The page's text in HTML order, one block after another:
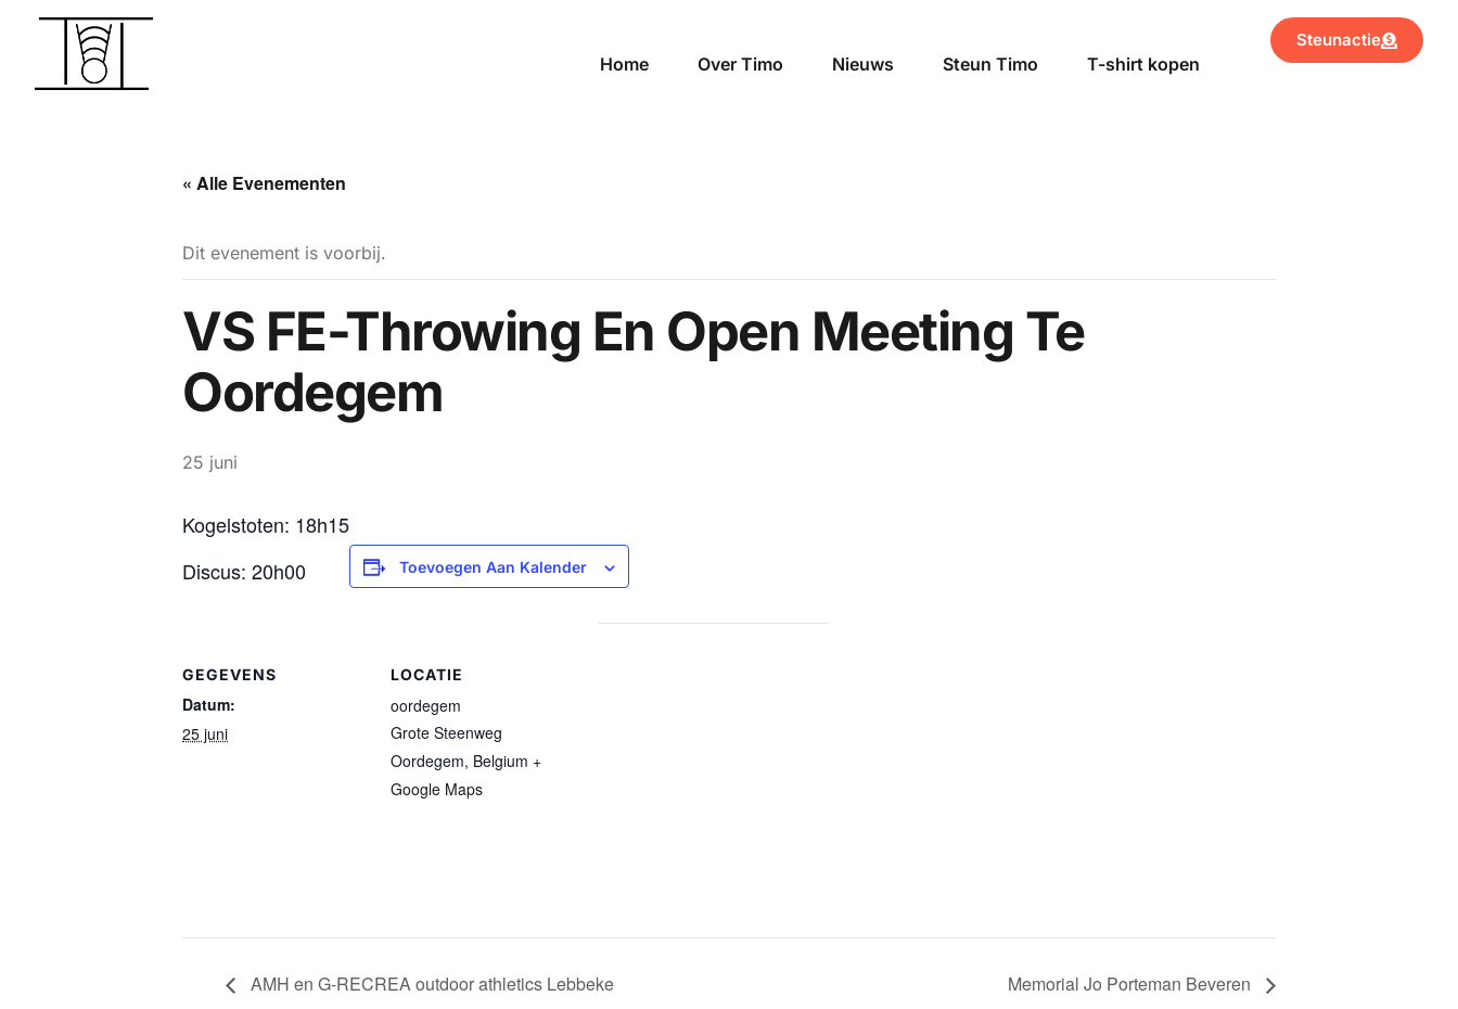
Home Over Timo Nieuws Steun Timo T-shirt kopen
Steunactie
« Alle Evenementen
Dit evenement is voorbij.
VS FE-Throwing En Open Meeting Te
Oordegem
25 juni
Kogelstoten: 18h15
Discus: 20h00
Toevoegen Aan Kalender
GEGEVENS
Datum:
25 juni
LOCATIE
oordegem
Grote Steenweg
Oordegem, Belgium +
Google Maps
AMH en G-RECREA outdoor athletics Lebbeke Memorial Jo Porteman Beveren